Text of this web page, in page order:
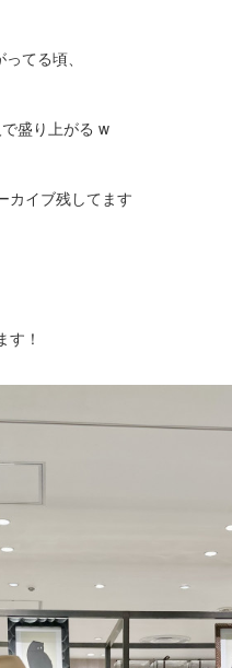
てる頃、
盛り上がる w
カイブ残してます
す！